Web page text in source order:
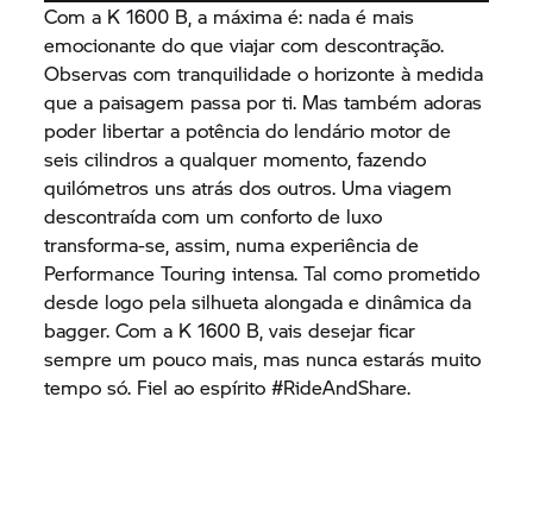
Com a K 1600 B, a máxima é: nada é mais
emocionante do que viajar com descontração.
Observas com tranquilidade o horizonte à medida
que a paisagem passa por ti. Mas também adoras
poder libertar a potência do lendário motor de
seis cilindros a qualquer momento, fazendo
quilómetros uns atrás dos outros. Uma viagem
descontraída com um conforto de luxo
transforma-se, assim, numa experiência de
Performance Touring intensa. Tal como prometido
desde logo pela silhueta alongada e dinâmica da
bagger. Com a K 1600 B, vais desejar ficar
sempre um pouco mais, mas nunca estarás muito
tempo só. Fiel ao espírito #RideAndShare.